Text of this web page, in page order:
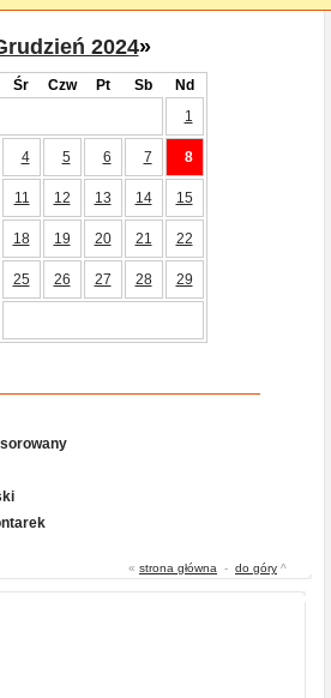
2024»
Śr Czw Pt Sb
Nd
1
4 5 6 7 8
11 12 13 14 15
18 19 20 21 22
25 26 27 28 29
« strona główna - do góry ^